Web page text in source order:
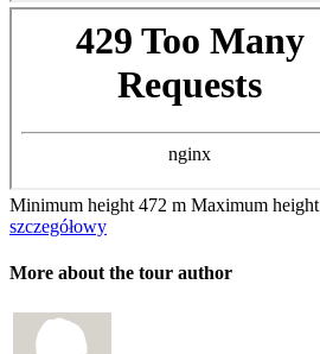
Minimum height 472 m Maximum height
szczegółowy
More about the tour author